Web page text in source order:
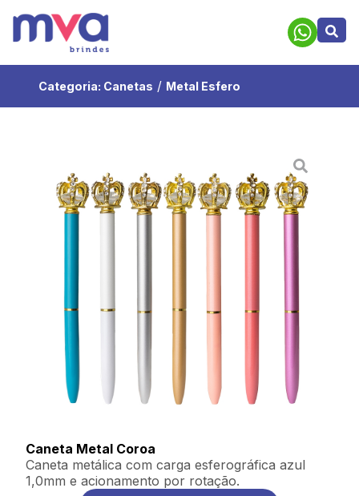
Categoria: Canetas / Metal Esfero
Caneta Metal Coroa
Caneta metálica com carga esferográfica azul
1,0mm e acionamento por rotação.